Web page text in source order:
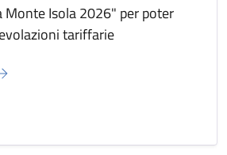
Monte Isola 2026" per poter
tariffarie